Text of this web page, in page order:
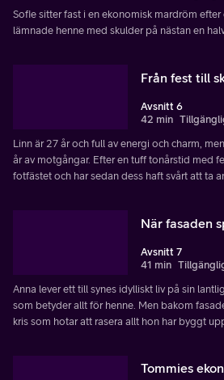
Sofie sitter fast i en ekonomisk mardröm
lämnade henne med skulder på nästan en
Från fest till
Avsnitt 6
42 min
Linn är 27 år och full av energi och charm,
år av motgångar. Efter en tuff tonårstid med
fotfästet och har sedan dess haft svårt att ta
När fasaden
Avsnitt 7
41 min
Anna lever ett till synes idylliskt liv på sin
som betyder allt för henne. Men bakom
kris som hotar att rasera allt hon har byggt
Tommies